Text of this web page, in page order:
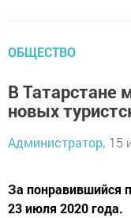
ОБЩЕСТВО
В Татарстане
новых
Администратор, 15
За понравившийся
23 июля 2020 года.